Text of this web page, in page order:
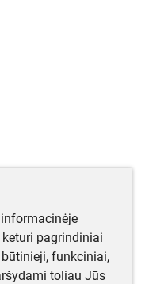
pagrindiniai
funkciniai,
toliau Jūs